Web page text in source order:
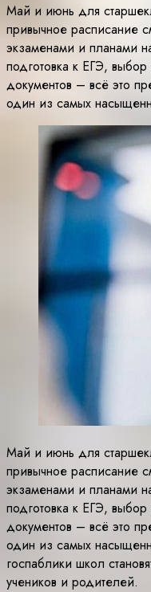
Май и июнь для
привычное расписание
экзаменами и планами
подготовка к ЕГЭ,
документов – всё это
один из самых
Май и июнь для
привычное расписание
экзаменами и планами
подготовка к ЕГЭ,
документов – всё это
один из самых
госпаблики школ
учеников и родителей.